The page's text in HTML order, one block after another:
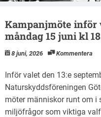
Kampanjmöte inför
måndag 15 juni kl
8 juni, 2026 Kommentera
Inför valet den 13:e
Naturskyddsföreningen
möter människor runt om
miljöfrågor som viktiga